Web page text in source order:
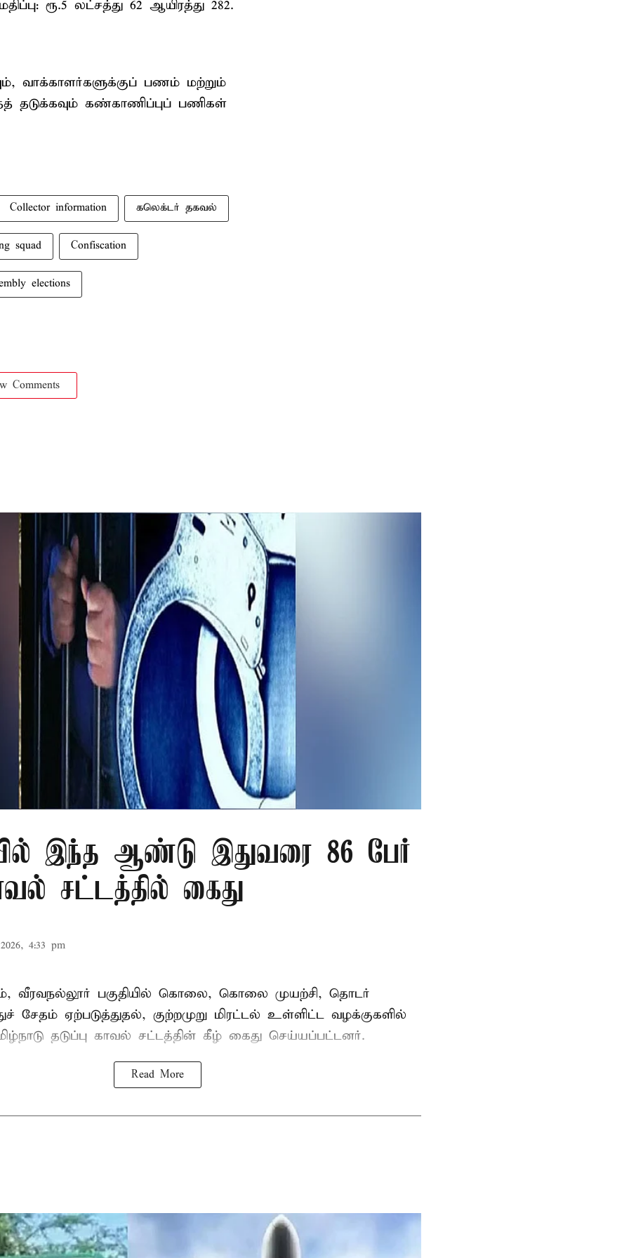
ரூ.5 லட்சத்து 62 ஆயிரத்து 282.
வாக்காளர்களுக்குப் பணம் மற்றும்
தடுக்கவும் கண்காணிப்புப் பணிகள்
Collector information கலெக்டர் தகவல்
squad Confiscation
elections
Comments
இந்த ஆண்டு இதுவரை 86 பேர்
சட்டத்தில் கைது
4:33 pm
வீரவநல்லூர் பகுதியில் கொலை, கொலை முயற்சி, தொடர்
சேதம் ஏற்படுத்துதல், குற்றமுறு மிரட்டல் உள்ளிட்ட வழக்குகளில்
தடுப்பு காவல் சட்டத்தின் கீழ் கைது செய்யப்பட்டனர்.
Read More